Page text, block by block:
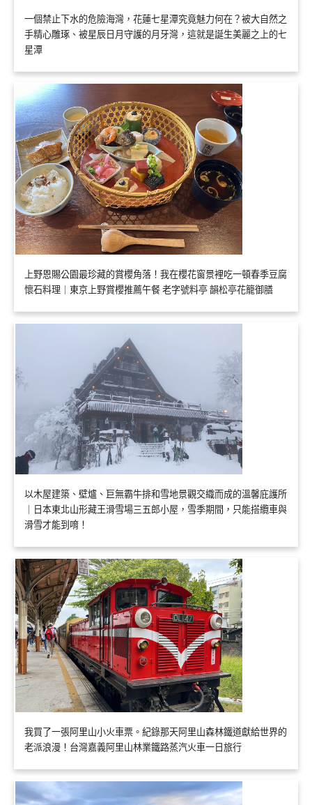
一個禁止下水的危險海灣，花蓮七星潭究竟魅力何在？被大自然之
手精心雕琢、被星辰日月守護的月牙灣，這就是誕生美麗之上的七
星潭
上野恩賜公園最珍藏的賞櫻角落！我在櫻花窗景裡吃一頓春季豆腐
懷石料理｜東京上野賞櫻推薦午餐 老字號料亭 韻松亭花籠御膳
以木屋建築、壁爐、巨無霸牛排和雪地景觀交織而成的溫馨庇護所
｜日本東北山形藏王滑雪場三五郎小屋，雪季期間，只能搭纜車與
滑雪才能到唷！
我買了一張阿里山小火車票。紀錄那天阿里山森林鐵道獻給世界的
老派浪漫！台灣嘉義阿里山林業鐵路蒸汽火車一日旅行